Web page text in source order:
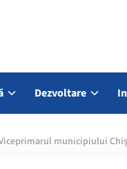
Dezvoltare
municipiului